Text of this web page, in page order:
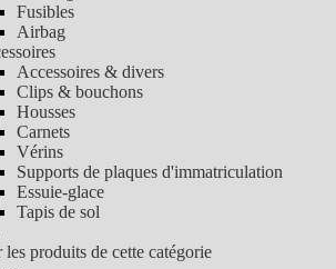
Fusibles
Airbag
Accessoires & divers
Clips & bouchons
Housses
Carnets
Vérins
Supports de plaques d'immatriculation
Essuie-glace
Tapis de sol
les produits de cette catégorie